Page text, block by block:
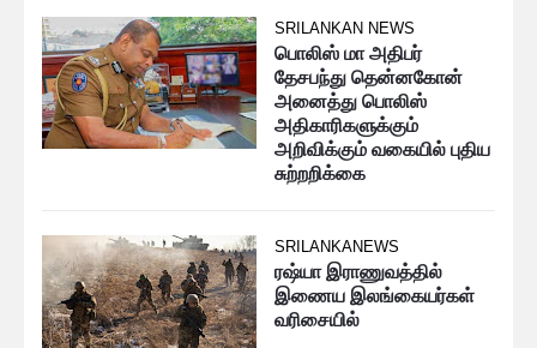
SRILANKAN NEWS
பொலிஸ் மா அதிபர்
தேசபந்து தென்னகோன்
அனைத்து பொலிஸ்
அதிகாரிகளுக்கும்
அறிவிக்கும் வகையில் புதிய
சுற்றறிக்கை
SRILANKANEWS
ரஷ்யா இராணுவத்தில்
இணைய இலங்கையர்கள்
வரிசையில்